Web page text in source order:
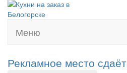
Меню
Рекламное место